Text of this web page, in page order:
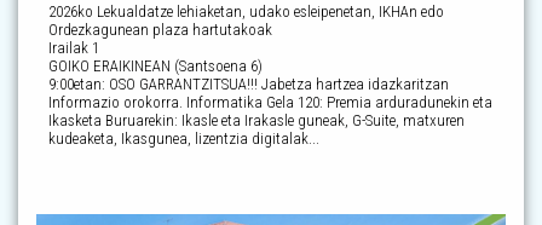
2026ko Lekualdatze lehiaketan, udako esleipenetan, IKHAn edo
Ordezkagunean plaza hartutakoak
Irailak 1
GOIKO ERAIKINEAN (Santsoena 6)
9:00etan: OSO GARRANTZITSUA!!! Jabetza hartzea idazkaritzan
Informazio orokorra. Informatika Gela 120: Premia arduradunekin eta
Ikasketa Buruarekin: Ikasle eta Irakasle guneak, G-Suite, matxuren
kudeaketa, Ikasgunea, lizentzia digitalak...